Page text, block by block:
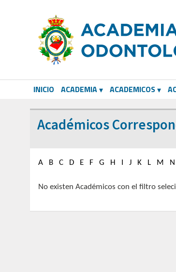
INICIO ACADEMIA ACADEMICOS
Académicos
A B C D E F G H J K L M N
No existen Académicos con el filtro